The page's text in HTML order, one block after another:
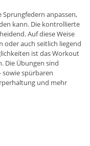
Sprungfedern anpassen,
kann. Die kontrollierte
Auf diese Weise
oder auch seitlich liegend
ist das Workout
Die Übungen sind
sowie spürbaren
und mehr